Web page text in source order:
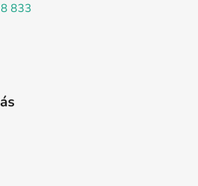
833